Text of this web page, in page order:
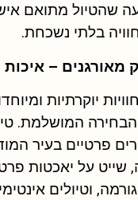
שהטיול מתואם
בלתי נשכחת.
יוקרתיות
המושלמת.
פרטיים בעיר
שייט על יאכטות
וטיולים